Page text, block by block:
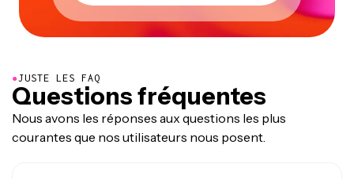
●JUSTE LES FAQ
Questions fréquentes
Nous avons les réponses aux questions les plus
courantes que nos utilisateurs nous posent.